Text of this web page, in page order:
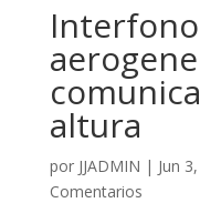
altura
por JJADMIN | Jun
Comentarios